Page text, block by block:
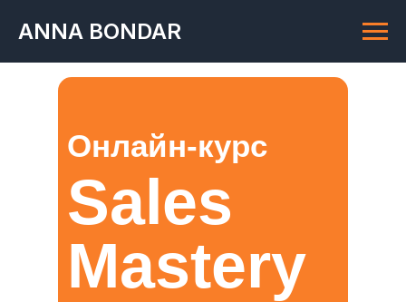
ANNA BONDAR
Онлайн-курс
Sales
Mastery